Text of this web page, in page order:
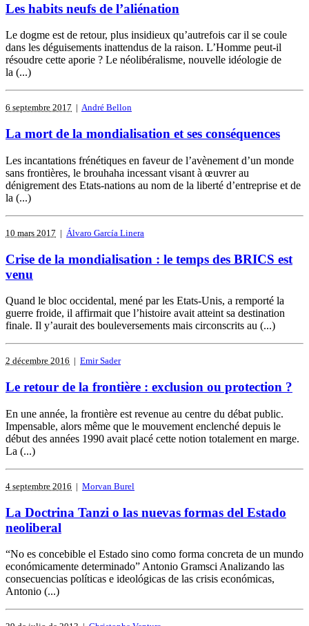
Les habits neufs de l’aliénation
Le dogme est de retour, plus insidieux qu’autrefois car il se coule
dans les déguisements inattendus de la raison. L’Homme peut-il
résoudre cette aporie ? Le néolibéralisme, nouvelle idéologie de
la (...)
6 septembre 2017 | André Bellon
La mort de la mondialisation et ses conséquences
Les incantations frénétiques en faveur de l’avènement d’un monde
sans frontières, le brouhaha incessant visant à œuvrer au
dénigrement des Etats-nations au nom de la liberté d’entreprise et de
la (...)
10 mars 2017 | Álvaro García Linera
Crise de la mondialisation : le temps des BRICS est
venu
Quand le bloc occidental, mené par les Etats-Unis, a remporté la
guerre froide, il affirmait que l’histoire avait atteint sa destination
finale. Il y’aurait des bouleversements mais circonscrits au (...)
2 décembre 2016 | Emir Sader
Le retour de la frontière : exclusion ou protection ?
En une année, la frontière est revenue au centre du débat public.
Impensable, alors même que le mouvement enclenché depuis le
début des années 1990 avait placé cette notion totalement en marge.
La (...)
4 septembre 2016 | Morvan Burel
La Doctrina Tanzi o las nuevas formas del Estado
neoliberal
“No es concebible el Estado sino como forma concreta de un mundo
económicamente determinado” Antonio Gramsci Analizando las
consecuencias políticas e ideológicas de las crisis económicas,
Antonio (...)